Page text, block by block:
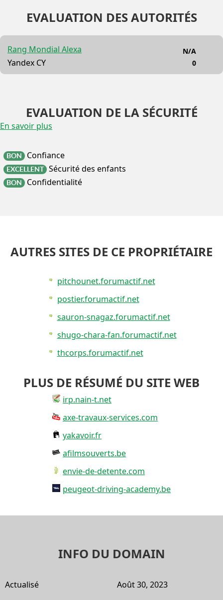
EVALUATION DES AUTORITÉS
Rang Mondial Alexa
Yandex CY
N/A
0
EVALUATION DE LA SÉCURITÉ
En savoir plus
BON Confiance
EXCELLENT Sécurité des enfants
BON Confidentialité
AUTRES SITES DE CE PROPRIÉTAIRE
pitchounet.forumactif.net
postier.forumactif.net
sauron-snagaz.forumactif.net
shugo-chara-fan.forumactif.net
thcorps.forumactif.net
PLUS DE RÉSUMÉ DU SITE WEB
irp.nain-t.net
axe-travaux-services.com
yakavoir.fr
afilmsouverts.be
envie-de-detente.com
peugeot-driving-academy.be
INFO DU DOMAIN
Actualisé Août 30, 2023